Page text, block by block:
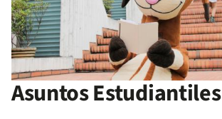
Asuntos Estudiantiles